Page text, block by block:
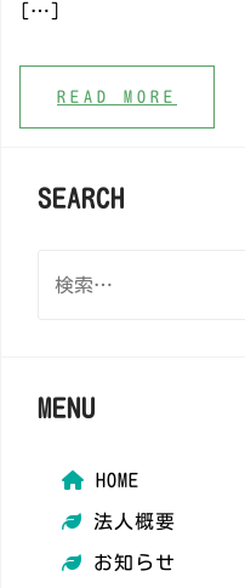
[…]
READ MORE
SEARCH
MENU
HOME
法人概要
お知らせ